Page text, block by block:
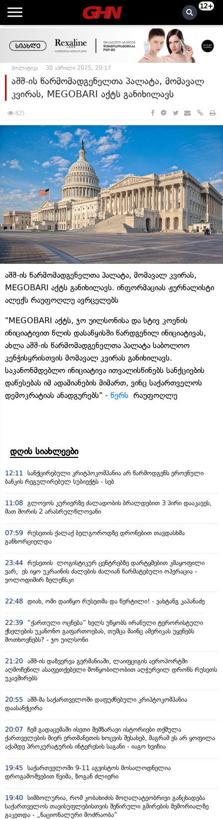
12+
პოლიტიკა 30 აპრილი 2025, 20:17
აშშ-ის წარმომადგენელთა პალატა, მომავალ
კვირას, MEGOBARI აქტს განიხილავს
825
აშშ-ის წარმომადგენელთა პალატა, მომავალ კვირას,
MEGOBARI აქტს განიხილავს. ინფორმაციას ჟურნალისტი
ალექს რაუფოღლუ ავრცელებს
"MEGOBARI აქტს, ჯო უილსონისა და სტივ კოენის
ინიციატივით წლის დასაწყისში წარდგენილ ინიციატივას,
ახლა აშშ-ის წარმომადგენელთა პალატა საბოლოო
კენჭისყრისთვის მომავალ კვირას განიხილავს.
საკანონმდებლო ინიციატივა ითვალისწინებს სანქციების
დაწესებას იმ ადამიანების მიმართ, ვინც საქართველოს
დემოკრატიას ანადგურებს" - წერს რაუფოღლუ
დღის სიახლეები
12:11
სანქცირებული კრიტპოკომპანია არ წარმოდგენს ეროვნული
ბანკის რეგულირებულ სუბიექტს - სებ
11:08 გლოვოს კურიერზე ძალადობის ბრალდებით 3 პირი დააკავეს,
მათ შორის 2 არასრულწლოვანი
07:59 რუსეთის ქალაქ ბელგოროდზე დრონებით თავდასხმა
განხორციელდა
23:44 რუსეთის ლოგისტიკურ ცენტრებზე დარტყმებით კმაყოფილი
ვარ, ეს იყო უკრაინის ძალების ძალიან წარმატებული ოპერაცია -
ვოლოდიმირ ზელენსკი
22:48 დიახ, ომი დაიწყო რუსეთმა და წერტილი! - ვახტანგ კაპანაძე
22:39
“ქართული ოცნება” ხელს უწყობს ირანული ტერორისტული
ქსელების უკანონო გაფართოებას, თუმცა მაინც ამერიკას უყენებს
მოთხოვნებს? - ჯო უილსონი
21:20 აშშ-ის დაზვერვა გერმანიაში, ლაიფციგის აეროპორტში
აღმოჩენილ ასაფეთქებელი მოწყობილობით აღჭურვილ დრონს რუსეთს
უკავშირებს
20:55 აშშ-მა საქართველოში დაფუძნებული კრიპტოკომპანია
დაასანქცირა
20:07 ჩემ გადაცემაში ისეთი შემზარავი ისტორიები თქმულა
ქართველების მიერ ერთმანეთის ხოცვის შესახებ, მაგრამ ეს არ ყოფილა
აქამდე პროკურატურის ინტერესის საგანი - იაგო ხვიჩია
19:45 საქართველოში 9-11 აგვისტოს მოსალოდნელია
დროგამოშვებით წვიმა, ზოგან ძლიერი
19:40 სიმბოლურია, რომ კობახიძის მოღალატეობრივი განცხადება
საქართველოს თავისუფლებისთვის შეწირული გმირების მემორიალზე
გაკეთდა - „ნაციონალური მოძრაობა“